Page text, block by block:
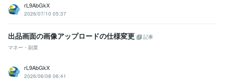
rL9AbGkX
2026/07/10 05:37
出品画面の画像アップロードの仕様変更
記事
マネー・副業
rL9AbGkX
2026/06/08 06:41